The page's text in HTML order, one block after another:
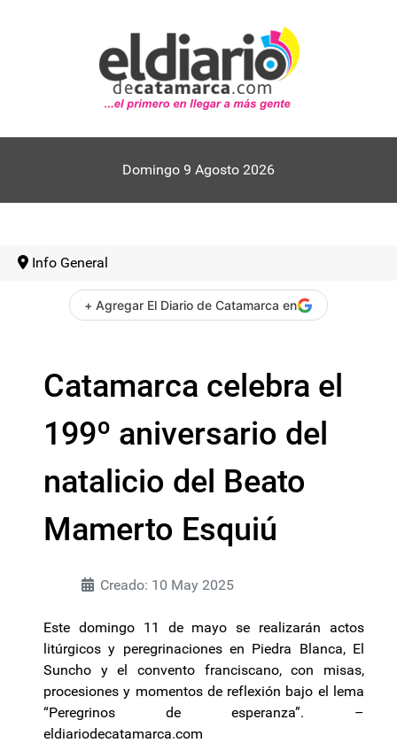
Domingo 9 Agosto 2026
Info General
+ Agregar El Diario de Catamarca en
Catamarca celebra el
199º aniversario del
natalicio del Beato
Mamerto Esquiú
Creado: 10 May 2025
Este domingo 11 de mayo se realizarán actos
litúrgicos y peregrinaciones en Piedra Blanca, El
Suncho y el convento franciscano, con misas,
procesiones y momentos de reflexión bajo el lema
“Peregrinos de esperanza”. –
eldiariodecatamarca.com